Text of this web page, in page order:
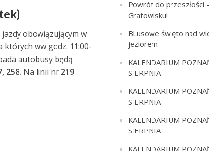
obowiązującym w
ww godz. 11:00-
autobusy będą
258. Na linii nr 219
Powrót do przeszłości
Gratowisku!
BLusowe święto nad
jeziorem
KALENDARIUM
SIERPNIA
KALENDARIUM
SIERPNIA
KALENDARIUM
SIERPNIA
KALENDARIUM